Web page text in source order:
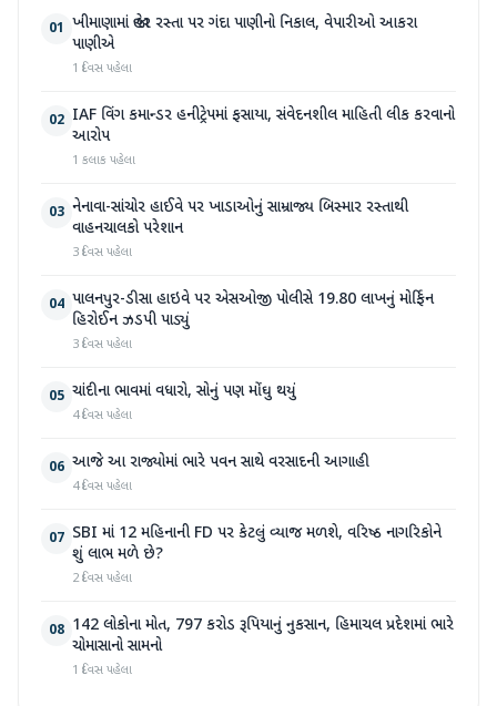
01 ખીમાણામાં જાહેર રસ્તા પર ગંદા પાણીનો નિકાલ, વેપારીઓ આકરા
પાણીએ
1 દિવસ પહેલા
02 IAF વિંગ કમાન્ડર હનીટ્રેપમાં ફસાયા, સંવેદનશીલ માહિતી લીક કરવાનો
આરોપ
1 કલાક પહેલા
03 નેનાવા-સાંચોર હાઈવે પર ખાડાઓનું સામ્રાજ્ય બિસ્માર રસ્તાથી
વાહનચાલકો પરેશાન
3 દિવસ પહેલા
04 પાલનપુર-ડીસા હાઇવે પર એસઓજી પોલીસે 19.80 લાખનું મોર્ફિન
હિરોઈન ઝડપી પાડ્યું
3 દિવસ પહેલા
05 ચાંદીના ભાવમાં વધારો, સોનું પણ મોંઘુ થયું
4 દિવસ પહેલા
06 આજે આ રાજ્યોમાં ભારે પવન સાથે વરસાદની આગાહી
4 દિવસ પહેલા
07 SBI માં 12 મહિનાની FD પર કેટલું વ્યાજ મળશે, વરિષ્ઠ નાગરિકોને
શું લાભ મળે છે?
2 દિવસ પહેલા
08 142 લોકોના મોત, 797 કરોડ રૂપિયાનું નુકસાન, હિમાચલ પ્રદેશમાં ભારે
ચોમાસાનો સામનો
1 દિવસ પહેલા